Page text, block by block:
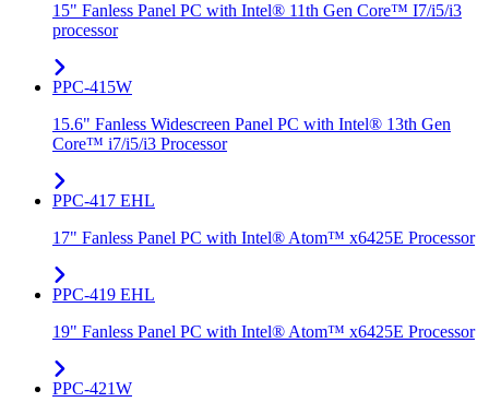
15" Fanless Panel PC with Intel® 11th Gen Core™ I7/i5/i3
processor
PPC-415W
15.6" Fanless Widescreen Panel PC with Intel® 13th Gen
Core™ i7/i5/i3 Processor
PPC-417 EHL
17" Fanless Panel PC with Intel® Atom™ x6425E Processor
PPC-419 EHL
19" Fanless Panel PC with Intel® Atom™ x6425E Processor
PPC-421W